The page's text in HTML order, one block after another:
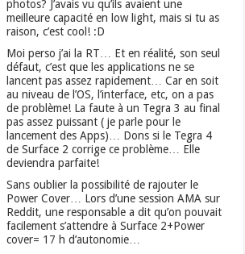
photos? J’avais vu qu’ils avaient une
meilleure capacité en low light, mais si tu as
raison, c’est cool! :D
Moi perso j’ai la RT… Et en réalité, son seul
défaut, c’est que les applications ne se
lancent pas assez rapidement… Car en soit
au niveau de l’OS, l’interface, etc, on a pas
de problème! La faute à un Tegra 3 au final
pas assez puissant ( je parle pour le
lancement des Apps)… Dons si le Tegra 4
de Surface 2 corrige ce problème… Elle
deviendra parfaite!
Sans oublier la possibilité de rajouter le
Power Cover… Lors d’une session AMA sur
Reddit, une responsable a dit qu’on pouvait
facilement s’attendre à Surface 2+Power
cover= 17 h d’autonomie…